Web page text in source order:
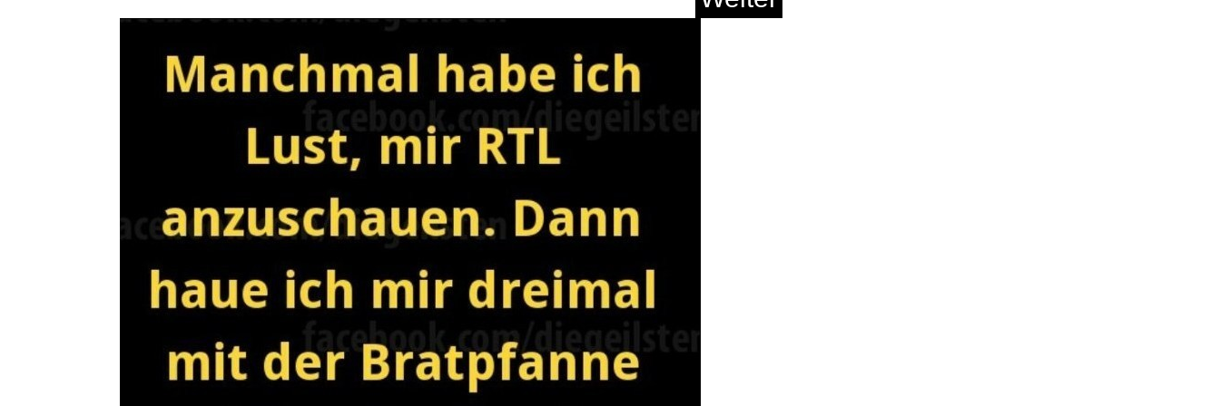
Anzeige
PUMA Unisex Sportsocken
Quarte...
Kategorien:
vonKeule56am 24. Februar 2024 um 05:57 Uhr
schockt nichts, dem anderen ist schon alles zu viel.
Klicke einfach auf das Bild und die wird der Blog angezeigt. Und danach geht es einfach in der Liste
weiter.